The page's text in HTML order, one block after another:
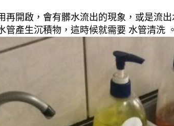
再開啟，會有髒水流出的現象，或是流
產生沉積物，這時候就需要 水管清洗 。